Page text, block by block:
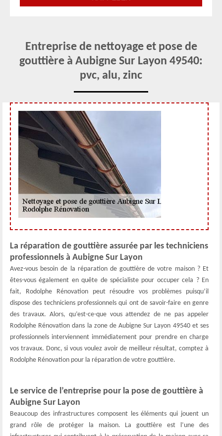
Entreprise de nettoyage et pose de
gouttière à Aubigne Sur Layon 49540:
pvc, alu, zinc
La réparation de gouttière assurée par les techniciens
professionnels à Aubigne Sur Layon
Avez-vous besoin de la réparation de gouttière de votre maison ? Et
êtes-vous également en quête de spécialiste pour occuper cela ? En
fait, Rodolphe Rénovation peut résoudre vos problèmes puisqu’il
dispose des techniciens professionnels qui ont de savoir-faire en genre
des travaux. Alors, qu’est-ce-que vous attendez de ne pas appeler
Rodolphe Rénovation dans la zone de Aubigne Sur Layon 49540 et ses
professionnels interviennent immédiatement pour prendre en charge
vos travaux. Donc, si vous voulez avoir de meilleur résultat, comptez à
Rodolphe Rénovation pour la réparation de votre gouttière.
Le service de l’entreprise pour la pose de gouttière à
Aubigne Sur Layon
Beaucoup des infrastructures composent les éléments qui jouent un
grand rôle de protéger la maison. La gouttière est l’une des